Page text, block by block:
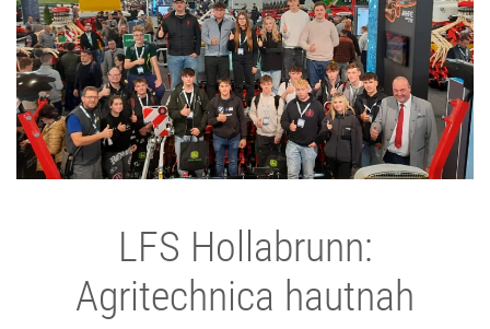
LFS Hollabrunn:
Agritechnica hautnah